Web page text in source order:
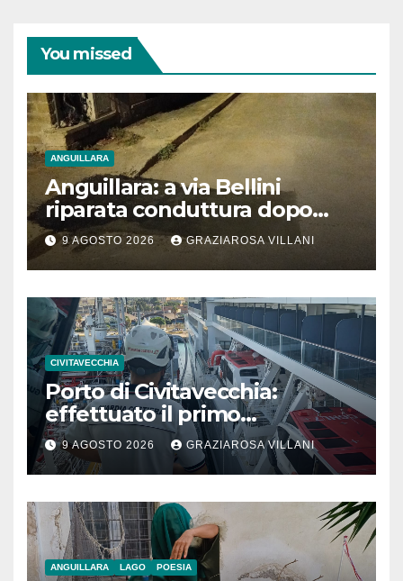
You missed
ANGUILLARA
Anguillara: a via Bellini
riparata conduttura dopo
segnalazione IdD
9 AGOSTO 2026 GRAZIAROSA VILLANI
CIVITAVECCHIA
Porto di Civitavecchia:
effettuato il primo
rifornimento di GNL ad una
nave da crociera
9 AGOSTO 2026 GRAZIAROSA VILLANI
ANGUILLARA LAGO POESIA